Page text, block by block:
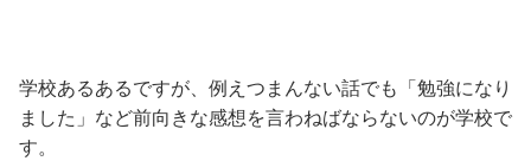
学校あるあるですが、例えつまんない話でも「勉強になり
ました」など前向きな感想を言わねばならないのが学校で
す。